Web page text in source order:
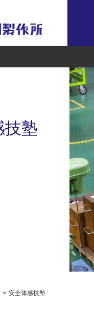
技塾
安全体感技塾